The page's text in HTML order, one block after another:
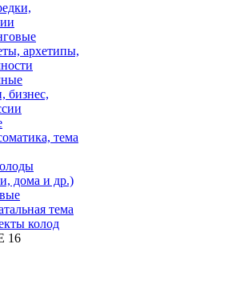
архетипы,
бизнес,
тема
дома и др.)
тема
колод
16